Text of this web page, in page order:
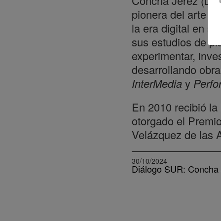
pionera del arte
la era digital en
sus estudios de
experimentar,
desarrollando
InterMediay
En 2010 recibió
otorgado el
Velázquez de las
30/10/2024
Diálogo SUR: Concha